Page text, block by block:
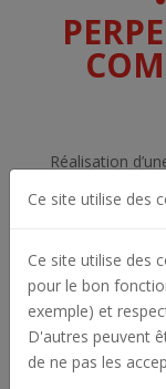
Réalisation
Ce site utilise des
Ce site utilise des
pour le bon
exemple) et
D'autres peuvent
de ne pas les